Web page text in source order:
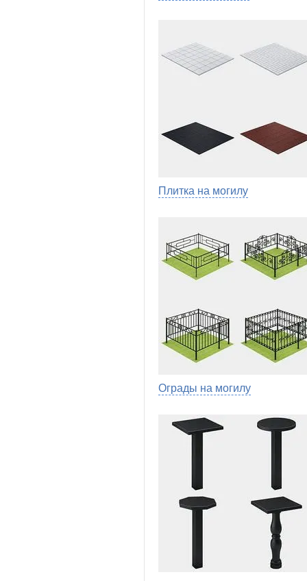
Плитка на могилу
Ограды на могилу